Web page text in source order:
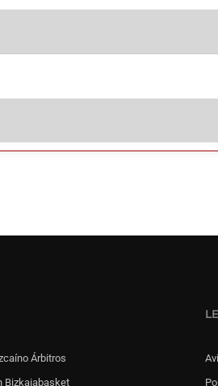
Árbitros
Bizkaiabasket